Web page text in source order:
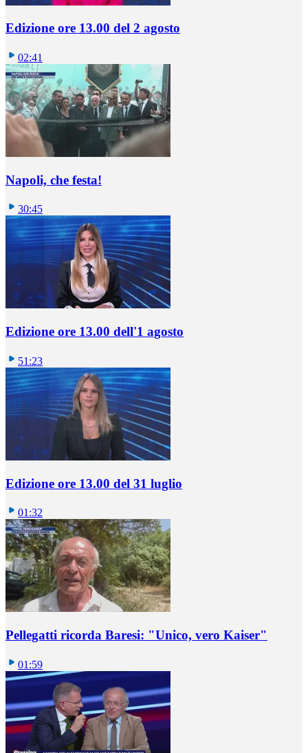
Edizione ore 13.00 del 2 agosto
02:41
Napoli, che festa!
30:45
Edizione ore 13.00 dell'1 agosto
51:23
Edizione ore 13.00 del 31 luglio
01:32
Pellegatti ricorda Baresi: "Unico, vero Kaiser"
01:59